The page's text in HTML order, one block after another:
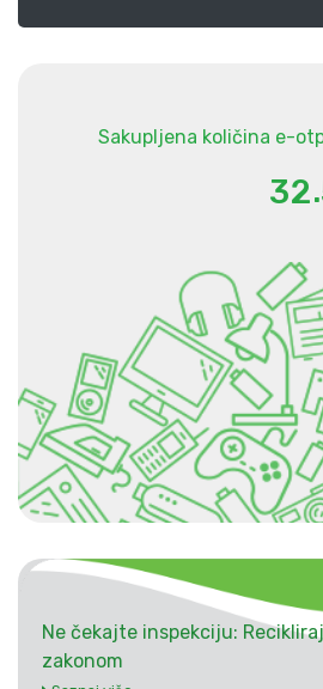
Sakupljena količina e-
32.
Ne čekajte inspekciju:
zakonom